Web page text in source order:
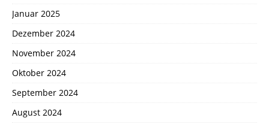
Januar 2025
Dezember 2024
November 2024
Oktober 2024
September 2024
August 2024